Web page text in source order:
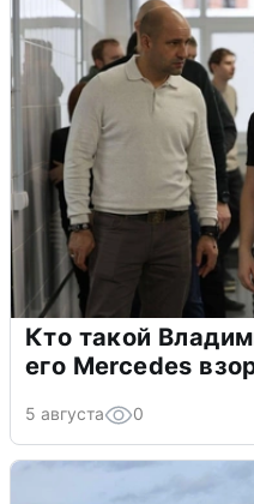
Кто такой
его Mercedes
5 августа 0